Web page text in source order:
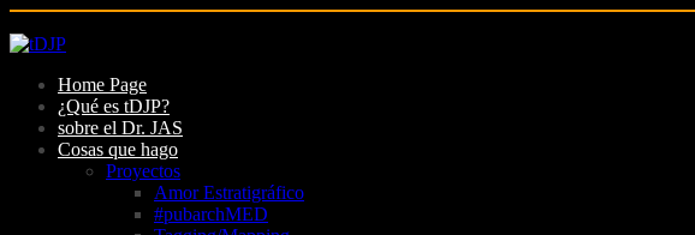
Skip
contentHome Page
¿Qué es tDJP?
sobre el Dr. JAS
Cosas que hago
Proyectos
Amor Estratigráfico
#pubarchMED